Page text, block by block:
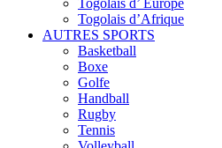
Togolais d’ Europe
Togolais d’Afrique
AUTRES SPORTS
Basketball
Boxe
Golfe
Handball
Rugby
Tennis